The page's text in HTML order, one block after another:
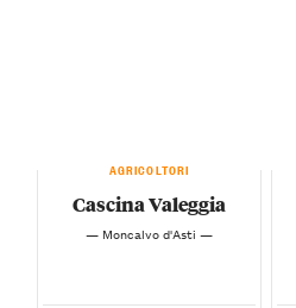
AGRICOLTORI
Cascina Valeggia
— Moncalvo d'Asti —